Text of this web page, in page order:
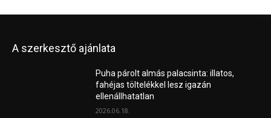
A szerkesztő ajánlata
Puha párolt almás palacsinta: illatos,
fahéjas töltelékkel lesz igazán
ellenállhatatlan
2026.06.18.